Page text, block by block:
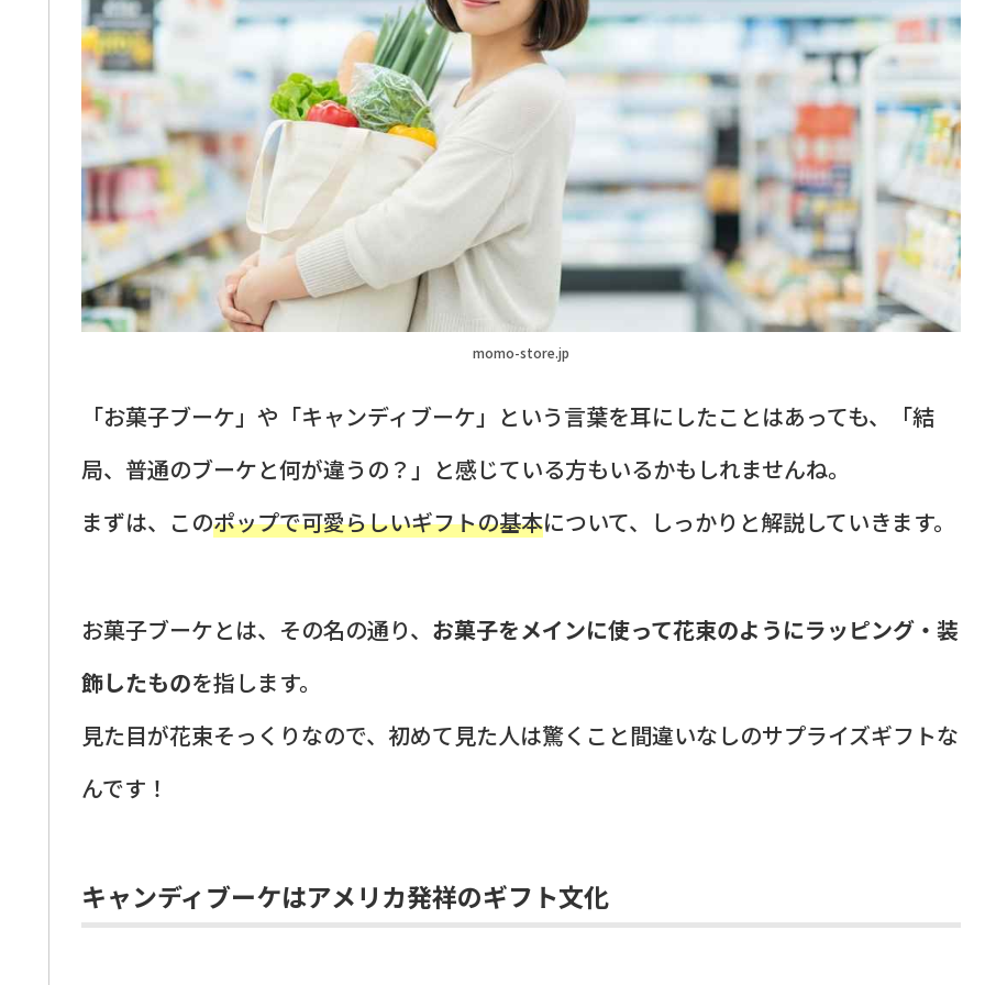
momo-store.jp
「お菓子ブーケ」や「キャンディブーケ」という言葉を耳にしたことはあっても、「結
局、普通のブーケと何が違うの？」と感じている方もいるかもしれませんね。
まずは、このポップで可愛らしいギフトの基本について、しっかりと解説していきます。
お菓子ブーケとは、その名の通り、 お菓子をメインに使って花束のようにラッピング・装
飾したものを指します。
見た目が花束そっくりなので、初めて見た人は驚くこと間違いなしのサプライズギフトな
んです！
キャンディブーケはアメリカ発祥のギフト文化